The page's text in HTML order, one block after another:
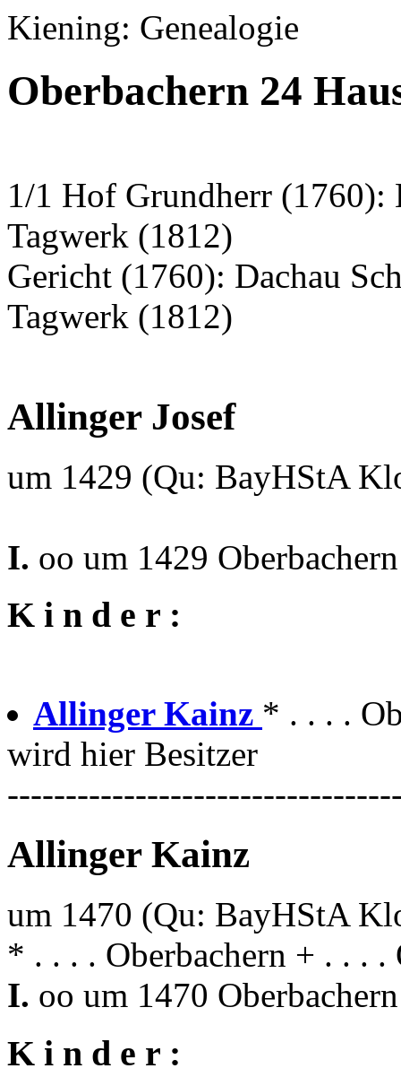
Kiening: Genealogie
Oberbachern 24
1/1 Hof Grundherr
Tagwerk (1812)
Gericht (1760): Dachau
Tagwerk (1812)
Allinger Josef
um 1429 (Qu: BayHStA
I. oo um 1429
K i n d e r :
Allinger Kainz * . . . .
wird hier Besitzer
Allinger Kainz
um 1470 (Qu: BayHStA
* . . . . Oberbachern + . . . .
I. oo um 1470
K i n d e r :